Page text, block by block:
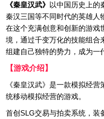
《秦皇汉武》 以中国历史上的
秦汉三国等不同时代的英雄人
在这个充满创意和创新的游戏
境，通过千变万化的技能组合
组建自己独特的势力，成为一
【游戏介绍】
《秦皇汉武》是一款模拟经
统移动模拟经营的游戏。
首创SLG交易与拍卖系统，装